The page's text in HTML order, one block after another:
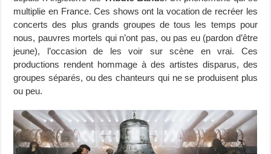
multiplie en France. Ces shows ont la vocation de recréer les
concerts des plus grands groupes de tous les temps pour
nous, pauvres mortels qui n’ont pas, ou pas eu (pardon d’être
jeune), l’occasion de les voir sur scène en vrai. Ces
productions rendent hommage à des artistes disparus, des
groupes séparés, ou des chanteurs qui ne se produisent plus
ou peu.